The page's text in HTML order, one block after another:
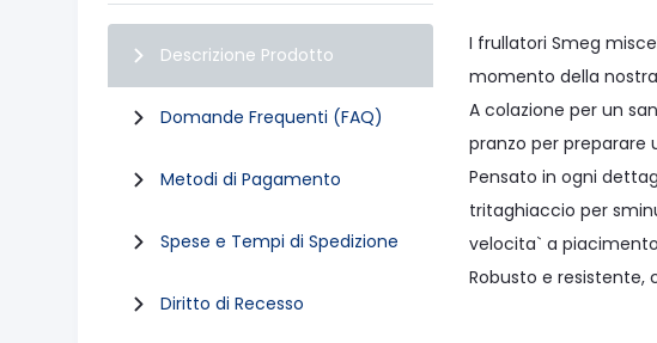
Descrizione Prodotto
Domande Frequenti (FAQ)
Metodi di Pagamento
Spese e Tempi di Spedizione
Diritto di Recesso
I frullatori Smeg
momento della
A colazione per un
pranzo per preparare
Pensato in ogni
tritaghiaccio per
velocita` a
Robusto e resistente,